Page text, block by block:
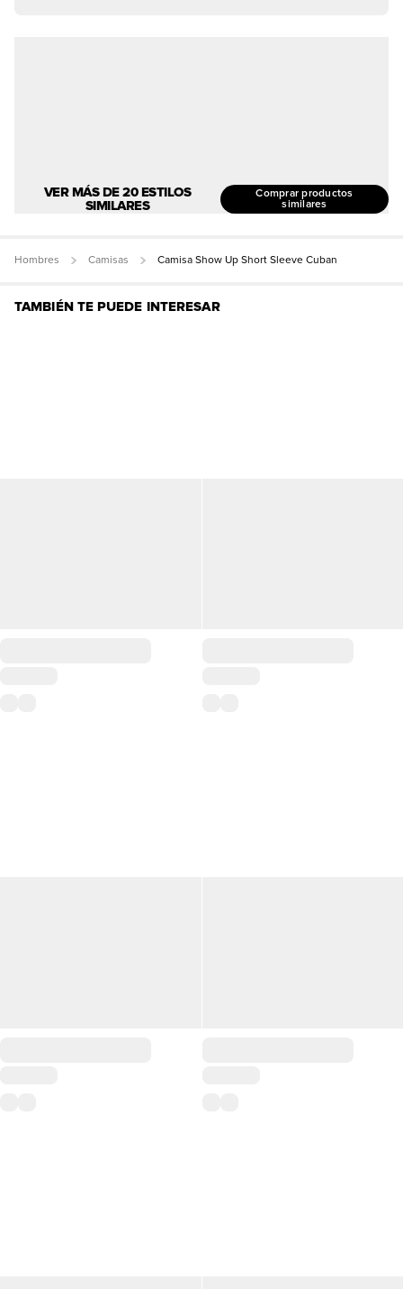
VER MÁS DE 20 ESTILOS
SIMILARES
Comprar productos
similares
Hombres Camisas Camisa Show Up Short Sleeve Cuban
TAMBIÉN TE PUEDE INTERESAR